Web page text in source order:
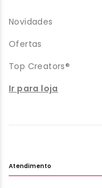
Novidades
Ofertas
Top Creators®
Ir para loja
Atendimento